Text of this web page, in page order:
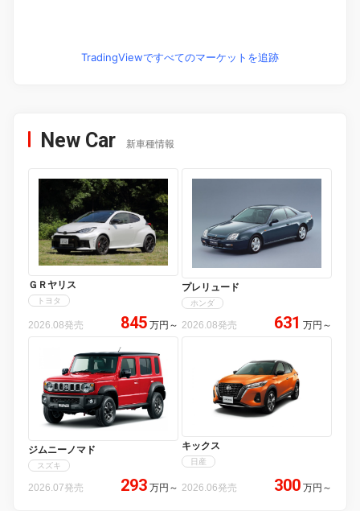
TradingViewですべてのマーケットを追跡
New Car 新車種情報
ＧＲヤリス
トヨタ
2026.08発売 845 万円 ～
プレリュード
ホンダ
2026.08発売 631 万円 ～
ジムニーノマド
スズキ
2026.07発売 293 万円 ～
キックス
日産
2026.06発売 300 万円 ～